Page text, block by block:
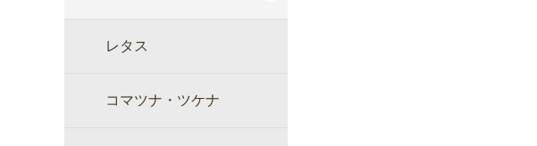
レタス
コマツナ・ツケナ